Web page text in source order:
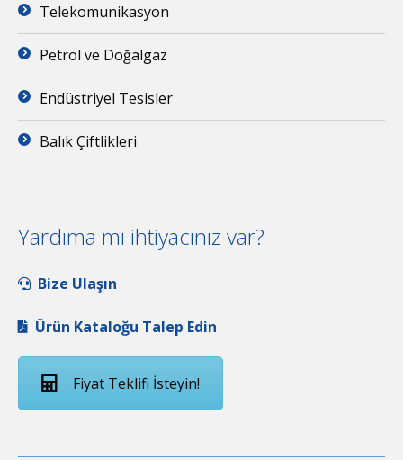
Telekomunikasyon
Petrol ve Doğalgaz
Endüstriyel Tesisler
Balık Çiftlikleri
Yardıma mı ihtiyacınız var?
Bize Ulaşın
Ürün Kataloğu Talep Edin
Fiyat Teklifi İsteyin!